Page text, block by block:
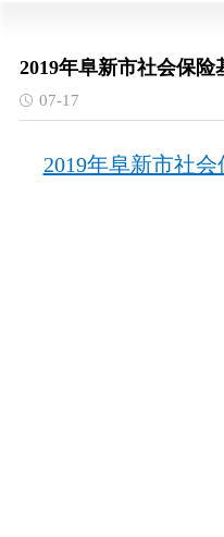
2019年阜新市社会保险
07-17
2019年阜新市社